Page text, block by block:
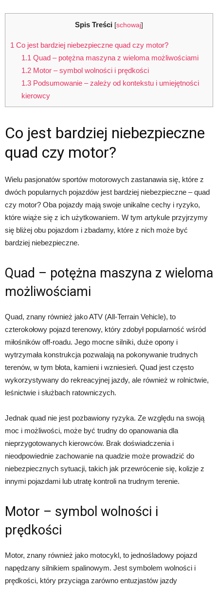
Spis Treści [schowaj]
1 Co jest bardziej niebezpieczne quad czy motor?
1.1 Quad – potężna maszyna z wieloma możliwościami
1.2Motor – symbol wolności i prędkości
1.3Podsumowanie – zależy od kontekstu i umiejętności
kierowcy
Co jest bardziej niebezpieczne
quad czy motor?
Wielu pasjonatów sportów motorowych zastanawia się, które z
dwóch popularnych pojazdów jest bardziej niebezpieczne – quad
czy motor? Oba pojazdy mają swoje unikalne cechy i ryzyko,
które wiąże się z ich użytkowaniem. W tym artykule przyjrzymy
się bliżej obu pojazdom i zbadamy, które z nich może być
bardziej niebezpieczne.
Quad – potężna maszyna z wieloma
możliwościami
Quad, znany również jako ATV (All-Terrain Vehicle), to
czterokołowy pojazd terenowy, który zdobył popularność wśród
miłośników off-roadu. Jego mocne silniki, duże opony i
wytrzymała konstrukcja pozwalają na pokonywanie trudnych
terenów, w tym błota, kamieni i wzniesień. Quad jest często
wykorzystywany do rekreacyjnej jazdy, ale również w rolnictwie,
leśnictwie i służbach ratowniczych.
Jednak quad nie jest pozbawiony ryzyka. Ze względu na swoją
moc i możliwości, może być trudny do opanowania dla
nieprzygotowanych kierowców. Brak doświadczenia i
nieodpowiednie zachowanie na quadzie może prowadzić do
niebezpiecznych sytuacji, takich jak przewrócenie się, kolizje z
innymi pojazdami lub utratę kontroli na trudnym terenie.
Motor – symbol wolności i
prędkości
Motor, znany również jako motocykl, to jednośladowy pojazd
napędzany silnikiem spalinowym. Jest symbolem wolności i
prędkości, który przyciąga zarówno entuzjastów jazdy